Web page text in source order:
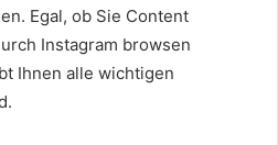
Egal, ob Sie Content
Instagram browsen
Ihnen alle wichtigen